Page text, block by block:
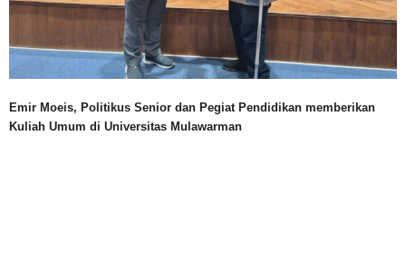
Emir Moeis, Politikus Senior dan Pegiat Pendidikan memberikan
Kuliah Umum di Universitas Mulawarman